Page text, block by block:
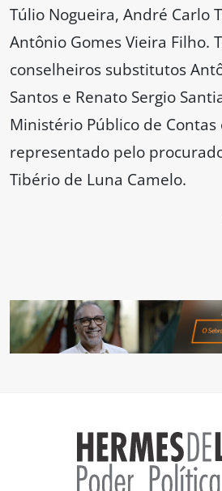
Túlio Nogueira, André Carlo
Antônio Gomes Vieira Filho.
conselheiros substitutos
Santos e Renato Sergio
Ministério Público de Contas
representado pelo
Tibério de Luna Camelo.